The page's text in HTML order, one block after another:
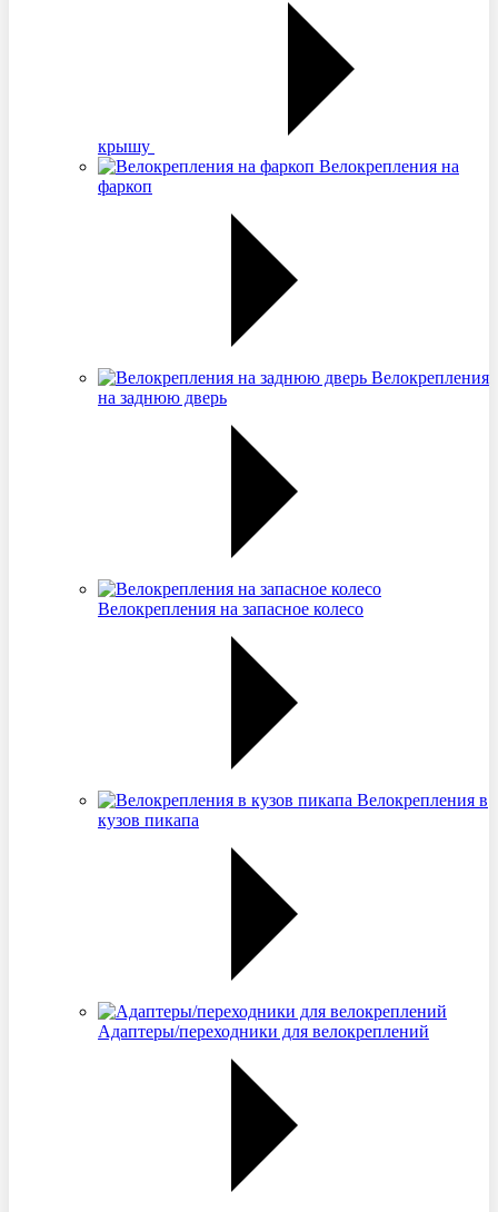
крышу
Велокрепления на
фаркоп
Велокрепления
на заднюю дверь
Велокрепления на запасное колесо
Велокрепления в
кузов пикапа
Адаптеры/переходники для велокреплений